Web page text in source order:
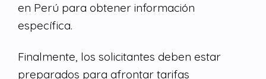
en Perú para obtener información
específica.
Finalmente, los solicitantes deben estar
preparados para afrontar tarifas